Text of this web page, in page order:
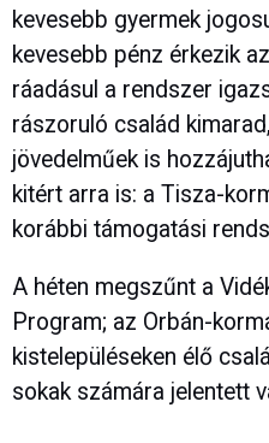
kevesebb gyermek
kevesebb pénz érkezik
ráadásul a rendszer
rászoruló család
jövedelműek is
kitért arra is: a Tisza-
korábbi támogatási
A héten megszűnt a
Program; az Orbán-
kistelepüléseken élő
sokak számára jelentett